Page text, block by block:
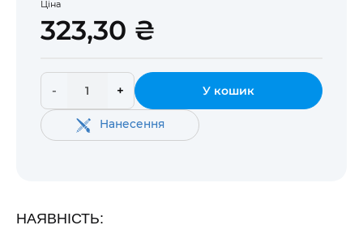
Ціна
323,30 ₴
- + У кошик
Нанесення
НАЯВНІСТЬ: